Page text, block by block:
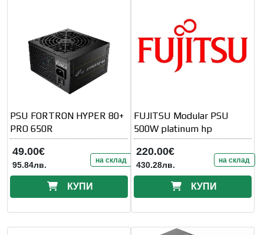
PSU FORTRON HYPER 80+
PRO 650R
49.00€
95.84лв. на склад
КУПИ
FUJITSU Modular PSU
500W platinum hp
220.00€
430.28лв. на склад
КУПИ